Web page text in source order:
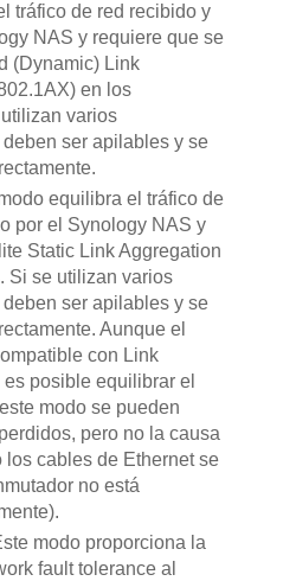
tráfico de red recibido y
NAS y requiere que se
(Dynamic) Link
en los
varios
ser apilables y se
equilibra el tráfico de
por el Synology NAS y
Static Link Aggregation
Si se utilizan varios
ser apilables y se
Aunque el
con Link
posible equilibrar el
modo se pueden
pero no la causa
los cables de Ethernet se
no está
modo proporciona la
fault tolerance al